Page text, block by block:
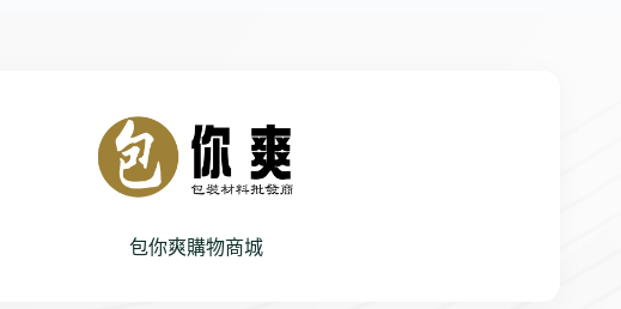
包你爽購物商城